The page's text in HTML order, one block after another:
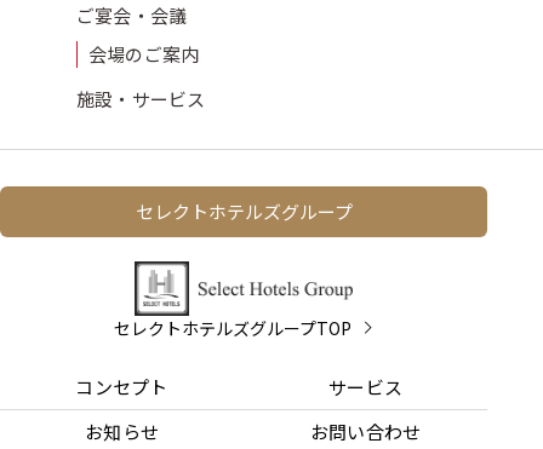
ご宴会・会議
会場のご案内
施設・サービス
セレクトホテルズグループ
セレクトホテルズグループTOP
コンセプト
サービス
お知らせ
お問い合わせ